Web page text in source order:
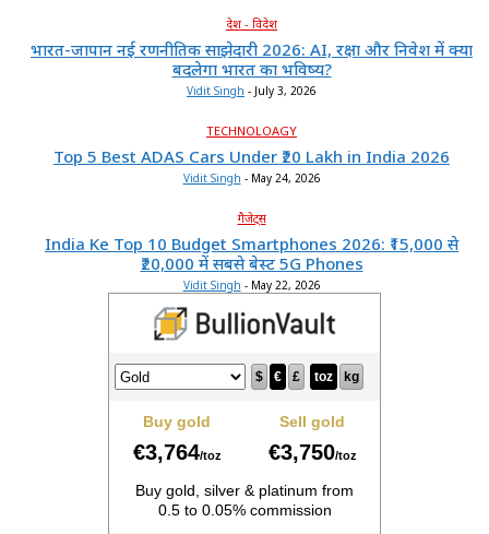
देश - विदेश
भारत-जापान नई रणनीतिक साझेदारी 2026: AI, रक्षा और निवेश में क्या
बदलेगा भारत का भविष्य?
Vidit Singh - July 3, 2026
TECHNOLOAGY
Top 5 Best ADAS Cars Under ₹20 Lakh in India 2026
Vidit Singh - May 24, 2026
गैजेट्स
India Ke Top 10 Budget Smartphones 2026: ₹15,000 से
₹20,000 में सबसे बेस्ट 5G Phones
Vidit Singh - May 22, 2026